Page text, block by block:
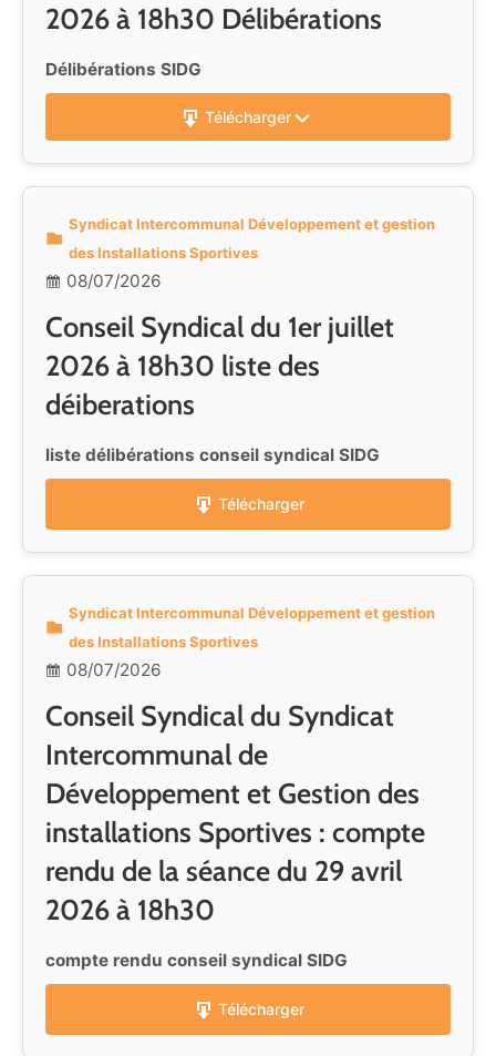
2026 à 18h30 Délibérations
Délibérations SIDG
Télécharger
Syndicat Intercommunal Développement et gestion
des Installations Sportives
08/07/2026
Conseil Syndical du 1er juillet
2026 à 18h30 liste des
déiberations
liste délibérations conseil syndical SIDG
Télécharger
Syndicat Intercommunal Développement et gestion
des Installations Sportives
08/07/2026
Conseil Syndical du Syndicat
Intercommunal de
Développement et Gestion des
installations Sportives : compte
rendu de la séance du 29 avril
2026 à 18h30
compte rendu conseil syndical SIDG
Télécharger